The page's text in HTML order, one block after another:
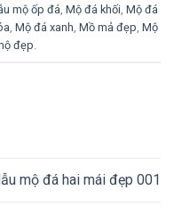
mộ ốp đá, Mộ đá khối, Mộ đá
, Mộ đá xanh, Mồ mả đẹp, Mộ
đẹp.
mộ đá hai mái đẹp 001